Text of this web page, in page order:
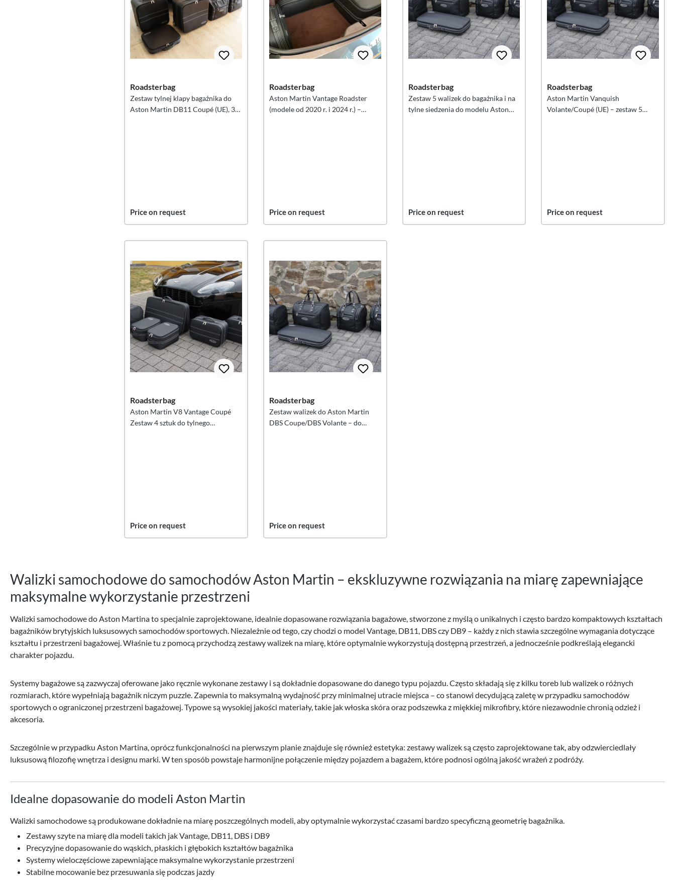
Roadsterbag
Zestaw tylnej klapy bagażnika do
Aston Martin DB11 Coupé (UE), 3-
Price on request
Roadsterbag
Aston Martin Vantage Roadster
(modele od 2020 r. i 2024 r.) –
Price on request
Roadsterbag
Zestaw 5 walizek do bagażnika i na
tylne siedzenia do modelu Aston
Price on request
Roadsterbag
Aston Martin Vanquish
Volante/Coupé (UE) – zestaw 5
Price on request
Roadsterbag
Aston Martin V8 Vantage Coupé
Zestaw 4 sztuk do tylnego
Price on request
Roadsterbag
Zestaw walizek do Aston Martin
DBS Coupe/DBS Volante – do
Price on request
Walizki samochodowe do samochodów Aston Martin – ekskluzywne rozwiązania na miarę zapewniające
maksymalne wykorzystanie przestrzeni
Walizki samochodowe do Aston Martina to specjalnie zaprojektowane, idealnie dopasowane rozwiązania bagażowe, stworzone z myślą o unikalnych i często bardzo kompaktowych kształtach
bagażników brytyjskich luksusowych samochodów sportowych. Niezależnie od tego, czy chodzi o model Vantage, DB11, DBS czy DB9 – każdy z nich stawia szczególne wymagania dotyczące
kształtu i przestrzeni bagażowej. Właśnie tu z pomocą przychodzą zestawy walizek na miarę, które optymalnie wykorzystują dostępną przestrzeń, a jednocześnie podkreślają elegancki
charakter pojazdu.
Systemy bagażowe są zazwyczaj oferowane jako ręcznie wykonane zestawy i są dokładnie dopasowane do danego typu pojazdu. Często składają się z kilku toreb lub walizek o różnych
rozmiarach, które wypełniają bagażnik niczym puzzle. Zapewnia to maksymalną wydajność przy minimalnej utracie miejsca – co stanowi decydującą zaletę w przypadku samochodów
sportowych o ograniczonej przestrzeni bagażowej. Typowe są wysokiej jakości materiały, takie jak włoska skóra oraz podszewka z miękkiej mikrofibry, które niezawodnie chronią odzież i
akcesoria.
Szczególnie w przypadku Aston Martina, oprócz funkcjonalności na pierwszym planie znajduje się również estetyka: zestawy walizek są często zaprojektowane tak, aby odzwierciedlały
luksusową filozofię wnętrza i designu marki. W ten sposób powstaje harmonijne połączenie między pojazdem a bagażem, które podnosi ogólną jakość wrażeń z podróży.
Idealne dopasowanie do modeli Aston Martin
Walizki samochodowe są produkowane dokładnie na miarę poszczególnych modeli, aby optymalnie wykorzystać czasami bardzo specyficzną geometrię bagażnika.
Zestawy szyte na miarę dla modeli takich jak Vantage, DB11, DBS i DB9
Precyzyjne dopasowanie do wąskich, płaskich i głębokich kształtów bagażnika
Systemy wieloczęściowe zapewniające maksymalne wykorzystanie przestrzeni
Stabilne mocowanie bez przesuwania się podczas jazdy